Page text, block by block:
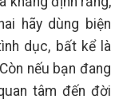
hãy dùng biện
dục, bất kể là
nếu bạn đang
tâm đến đời